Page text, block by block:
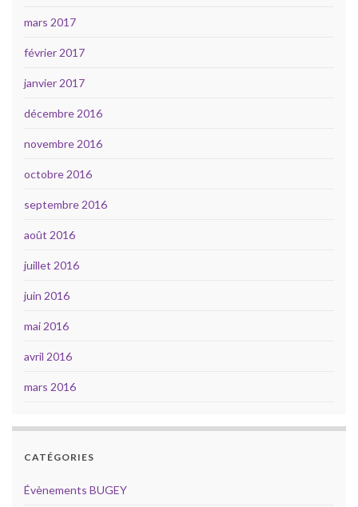
mars 2017
février 2017
janvier 2017
décembre 2016
novembre 2016
octobre 2016
septembre 2016
août 2016
juillet 2016
juin 2016
mai 2016
avril 2016
mars 2016
CATÉGORIES
Évènements BUGEY